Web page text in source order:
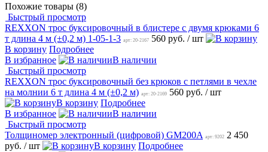
Похожие товары (8)
Быстрый просмотр
REXXON трос буксировочный в блистере с двумя крюками 6
т длина 4 м (±0,2 м) 1-05-1-3 арт: 20-2167 560 руб. / шт
В корзину Подробнее
В избранное
В наличии
Быстрый просмотр
REXXON трос буксировочный без крюков с петлями в чехле
на молнии 6 т длина 4 м (±0,2 м) арт: 20-2169 560 руб. / шт
В корзину Подробнее
В избранное
В наличии
Быстрый просмотр
Толщиномер электронный (цифровой) GM200A арт: 9202 2 450
руб. / шт В корзину Подробнее